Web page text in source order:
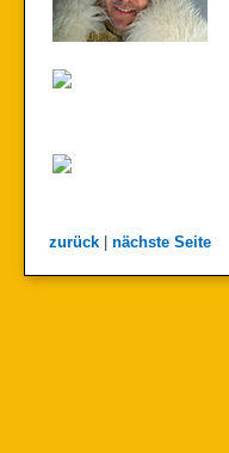
zurück nächste Seite